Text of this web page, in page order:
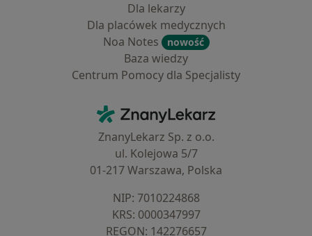
Dla lekarzy
Dla placówek medycznych
Noa Notes
nowość
Baza wiedzy
Centrum Pomocy dla Specjalisty
ZnanyLekarz - Strona główna
ZnanyLekarz Sp. z o.o.
ul. Kolejowa 5/7
01-217 Warszawa, Polska
NIP: ⁠7010224868
KRS: ⁠0000347997
REGON: ⁠142276657